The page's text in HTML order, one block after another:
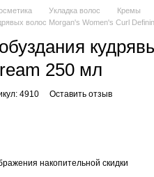
Укладка волос
Кремы
волос Morgan's Women's Curl
250 мл
4910 Оставить отзыв
накопительной скидки